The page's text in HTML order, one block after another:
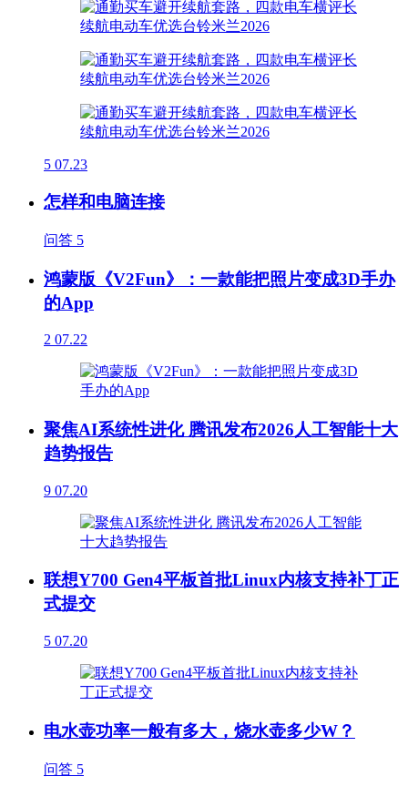
5 07.23
怎样和电脑连接
问答 5
鸿蒙版《V2Fun》：一款能把照片变成3D手办
的App
2 07.22
聚焦AI系统性进化 腾讯发布2026人工智能十大
趋势报告
9 07.20
联想Y700 Gen4平板首批Linux内核支持补丁正
式提交
5 07.20
电水壶功率一般有多大，烧水壶多少W？
问答 5